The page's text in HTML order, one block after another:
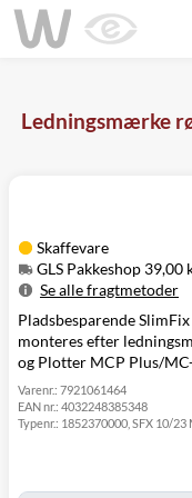
Ledningsmærke
Skaffevare
GLS Pakkeshop
Se alle fragtmetoder
Metode
Pris
GLS Pakkeshop
GLS
Hjemmelevering
Pladsbesparende
monteres efter
og Plotter MCP Plus/
Varenr.: 7921061464
EAN nr.: 4032248385348
Typenr.: 1852370000, SFX 10/23
Mangler chatten?
Ret samtykke!